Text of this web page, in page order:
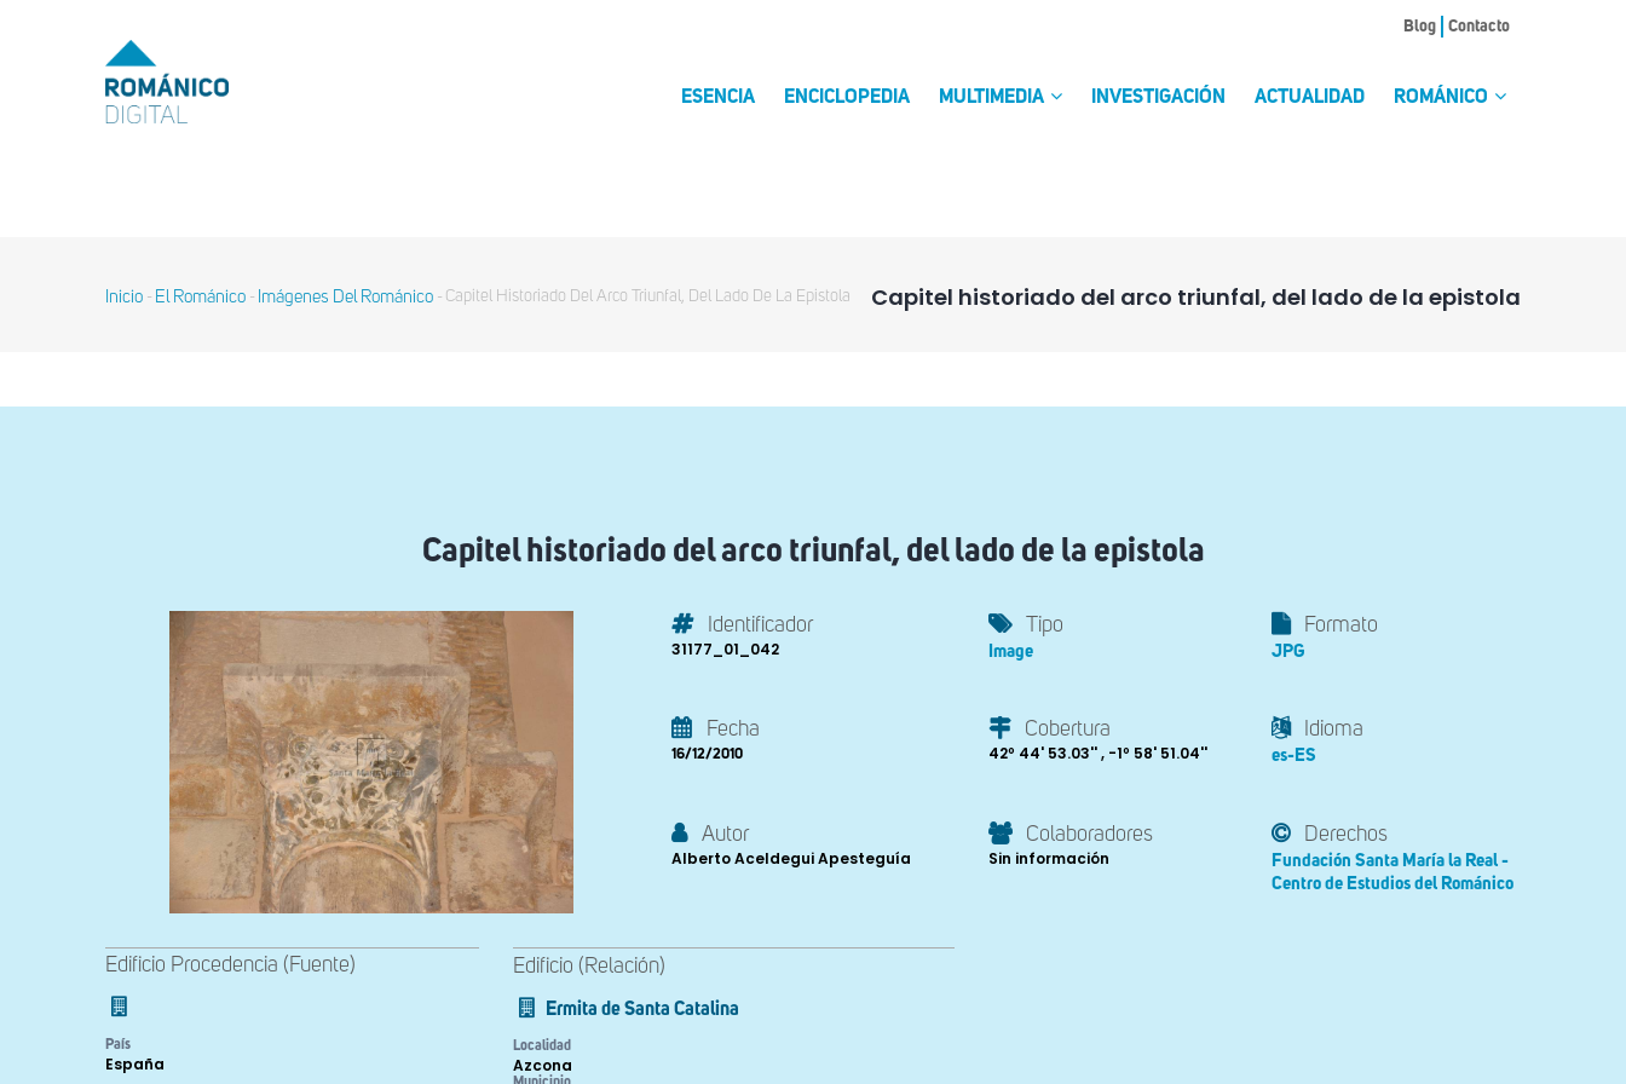
MENU
TOP
Blog Contacto
ESENCIA ENCICLOPEDIA MULTIMEDIA INVESTIGACIÓN ACTUALIDAD ROMÁNICO
Capitel historiado del arco triunfal, del lado de la epistola
Sobrescribir
Inicio - El Románico - Imágenes Del Románico - Capitel Historiado Del Arco Triunfal, Del Lado De La Epistola
Capitel historiado del arco triunfal, del lado de la epistola
Identificador
31177_01_042
Tipo
Image
Formato
JPG
Fecha
16/12/2010
Cobertura
42º 44' 53.03'' , -1º 58' 51.04''
Idioma
es-ES
Autor
Alberto Aceldegui Apesteguía
Colaboradores
Sin información
Derechos
Fundación Santa María la Real -
Centro de Estudios del Románico
Edificio Procedencia (Fuente)
País
España
Edificio (Relación)
Ermita de Santa Catalina
Localidad
Azcona